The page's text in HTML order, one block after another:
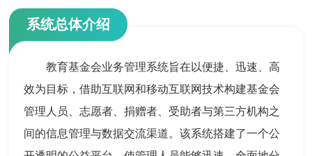
系统总体介绍
教育基金会业务管理系统旨在以便捷、迅速、高
效为目标，借助互联网和移动互联网技术构建基金会
管理人员、志愿者、捐赠者、受助者与第三方机构之
间的信息管理与数据交流渠道。该系统搭建了一个公